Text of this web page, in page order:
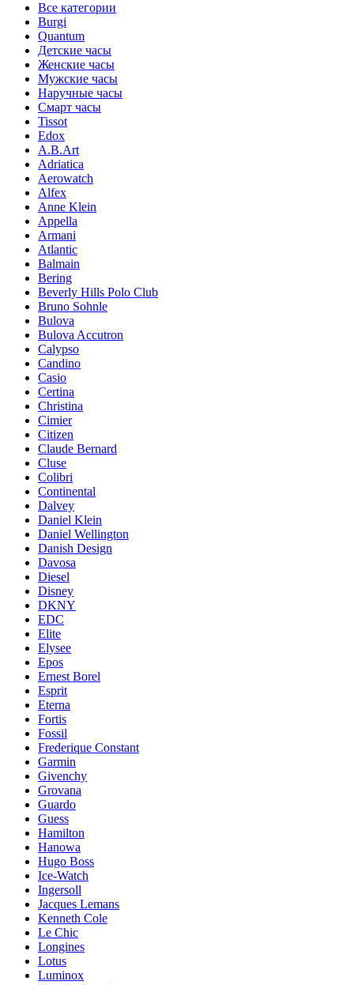
Все категории
Burgi
Quantum
Детские часы
Женские часы
Мужские часы
Наручные часы
Смарт часы
Tissot
Edox
A.B.Art
Adriatica
Aerowatch
Alfex
Anne Klein
Appella
Armani
Atlantic
Balmain
Bering
Beverly Hills Polo Club
Bruno Sohnle
Bulova
Bulova Accutron
Calypso
Candino
Casio
Certina
Christina
Cimier
Citizen
Claude Bernard
Cluse
Colibri
Continental
Dalvey
Daniel Klein
Daniel Wellington
Danish Design
Davosa
Diesel
Disney
DKNY
EDC
Elite
Elysee
Epos
Ernest Borel
Esprit
Eterna
Fortis
Fossil
Frederique Constant
Garmin
Givenchy
Grovana
Guardo
Guess
Hamilton
Hanowa
Hugo Boss
Ice-Watch
Ingersoll
Jacques Lemans
Kenneth Cole
Le Chic
Longines
Lotus
Luminox